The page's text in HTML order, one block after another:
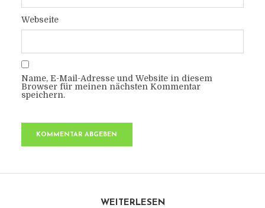
Webseite
Name, E-Mail-Adresse und Website in diesem
Browser für meinen nächsten Kommentar
speichern.
WEITERLESEN